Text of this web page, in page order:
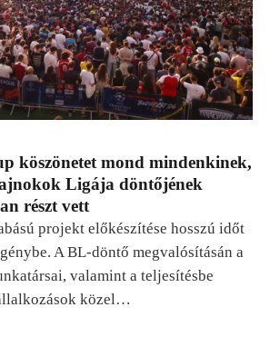
köszönetet mond mindenkinek,
Ligája döntőjének
részt vett
projekt előkészítése hosszú időt
A BL-döntő megvalósításán a
valamint a teljesítésbe
közel…